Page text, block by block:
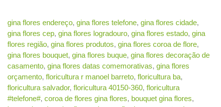
gina flores endereço, gina flores telefone, gina flores cidade,
gina flores cep, gina flores logradouro, gina flores estado, gina
flores região, gina flores produtos, gina flores coroa de flore,
gina flores bouquet, gina flores buque, gina flores decoração de
casamento, gina flores datas comemorativas, gina flores
orçamento, floricultura r manoel barreto, floricultura ba,
floricultura salvador, floricultura 40150-360, floricultura
#telefone#, coroa de flores gina flores, bouquet gina flores,